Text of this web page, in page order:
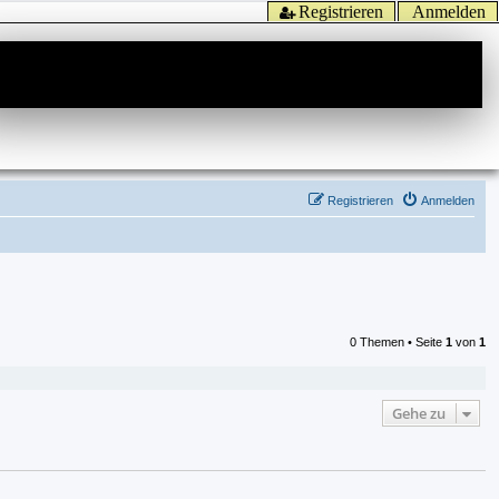
Anmelden
Registrieren
Anmelden
Registrieren
0 Themen • Seite 1 von 1
Gehe zu